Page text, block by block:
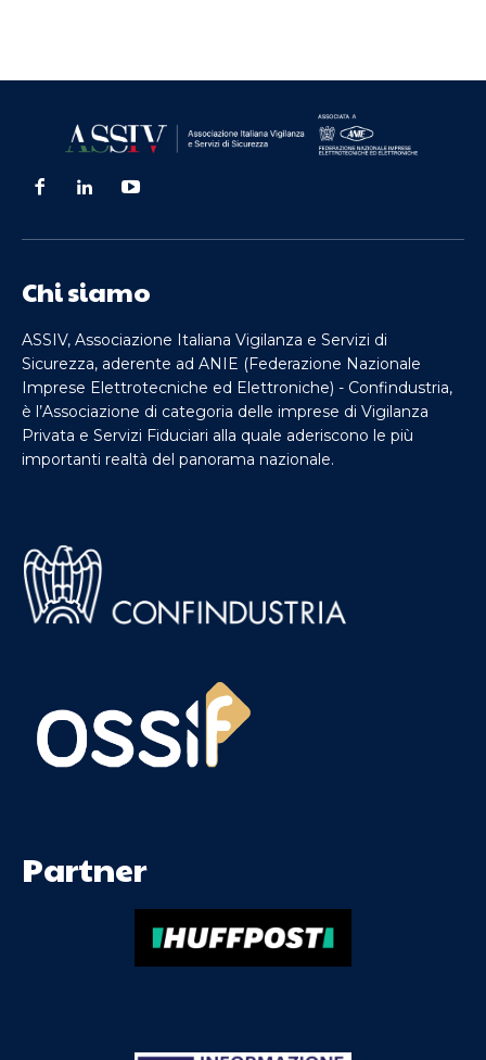
Chi siamo
ASSIV, Associazione Italiana Vigilanza e Servizi di
Sicurezza, aderente ad ANIE (Federazione Nazionale
Imprese Elettrotecniche ed Elettroniche) - Confindustria,
è l’Associazione di categoria delle imprese di Vigilanza
Privata e Servizi Fiduciari alla quale aderiscono le più
importanti realtà del panorama nazionale.
Partner